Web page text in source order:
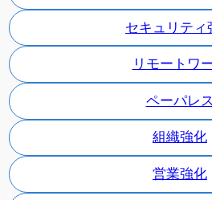
セキュリティ
リモートワ
ペーパレス
組織強化
営業強化